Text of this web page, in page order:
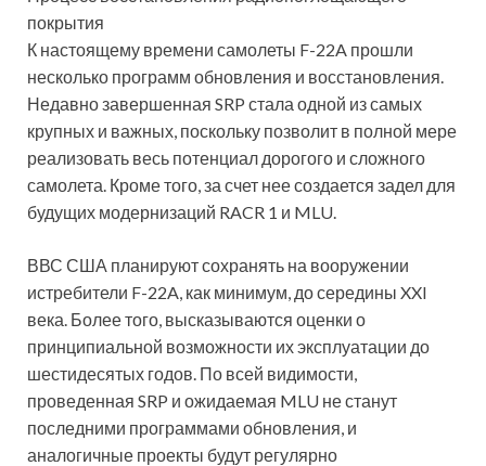
покрытия
К настоящему времени самолеты F-22A прошли
несколько программ обновления и восстановления.
Недавно завершенная SRP стала одной из самых
крупных и важных, поскольку позволит в полной мере
реализовать весь потенциал дорогого и сложного
самолета. Кроме того, за счет нее создается задел для
будущих модернизаций RACR 1 и MLU.
ВВС США планируют сохранять на вооружении
истребители F-22A, как минимум, до середины XXI
века. Более того, высказываются оценки о
принципиальной возможности их эксплуатации до
шестидесятых годов. По всей видимости,
проведенная SRP и ожидаемая MLU не станут
последними программами обновления, и
аналогичные проекты будут регулярно